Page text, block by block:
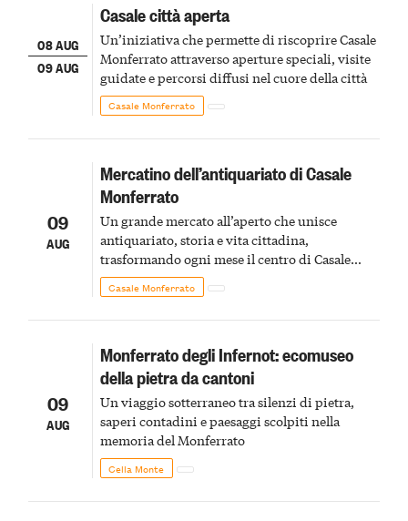
08 AUG
09 AUG
Casale città aperta
Un’iniziativa che permette di riscoprire Casale
Monferrato attraverso aperture speciali, visite
guidate e percorsi diffusi nel cuore della città
Casale Monferrato
09
AUG
Mercatino dell’antiquariato di Casale
Monferrato
Un grande mercato all’aperto che unisce
antiquariato, storia e vita cittadina,
trasformando ogni mese il centro di Casale
Monferrato in un luogo di scoperta e racconto
Casale Monferrato
09
AUG
Monferrato degli Infernot: ecomuseo
della pietra da cantoni
Un viaggio sotterraneo tra silenzi di pietra,
saperi contadini e paesaggi scolpiti nella
memoria del Monferrato
Cella Monte